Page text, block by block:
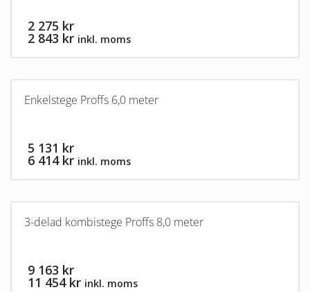
2 275 kr
2 843 kr inkl. moms
Enkelstege Proffs 6,0 meter
5 131 kr
6 414 kr inkl. moms
3-delad kombistege Proffs 8,0 meter
9 163 kr
11 454 kr inkl. moms